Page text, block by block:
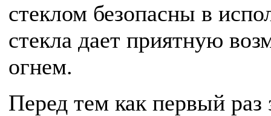
стеклом безопасны в
стекла дает приятную
огнем.
Перед тем как первый